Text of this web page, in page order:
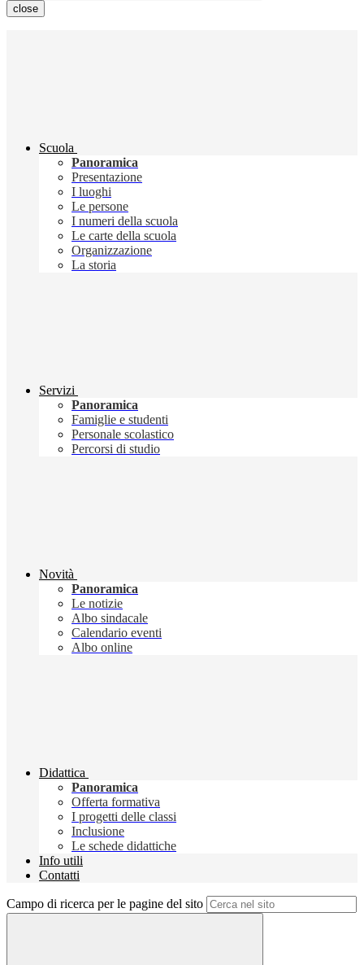
close
Scuola
Panoramica
Presentazione
I luoghi
Le persone
I numeri della scuola
Le carte della scuola
Organizzazione
La storia
Servizi
Panoramica
Famiglie e studenti
Personale scolastico
Percorsi di studio
Novità
Panoramica
Le notizie
Albo sindacale
Calendario eventi
Albo online
Didattica
Panoramica
Offerta formativa
I progetti delle classi
Inclusione
Le schede didattiche
Info utili
Contatti
Campo di ricerca per le pagine del sito